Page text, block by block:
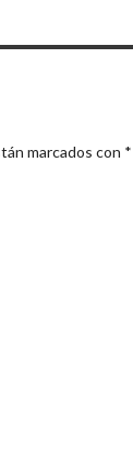
marcados con *